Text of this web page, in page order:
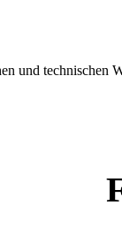
und technischen